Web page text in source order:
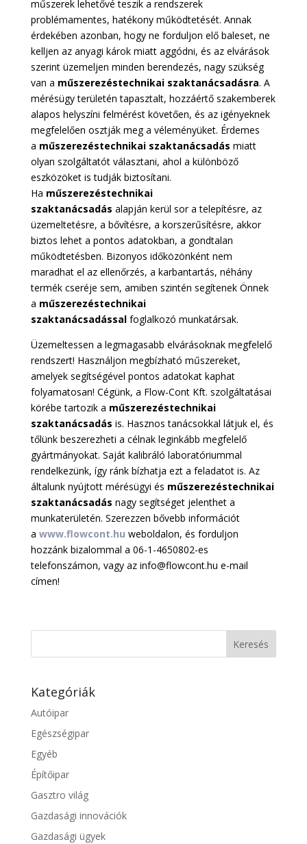
műszerek lehetővé teszik a rendszerek
problémamentes, hatékony működtetését. Annak
érdekében azonban, hogy ne forduljon elő baleset, ne
kelljen az anyagi károk miatt aggódni, és az elvárások
szerint üzemeljen minden berendezés, nagy szükség
van a műszerezéstechnikai szaktanácsadásra. A
mérésügy területén tapasztalt, hozzáértő szakemberek
alapos helyszíni felmérést követően, és az igényeknek
megfelelően osztják meg a véleményüket. Érdemes
a műszerezéstechnikai szaktanácsadás miatt
olyan szolgáltatót választani, ahol a különböző
eszközöket is tudják biztosítani.
Ha műszerezéstechnikai
szaktanácsadás alapján kerül sor a telepítésre, az
üzemeltetésre, a bővítésre, a korszerűsítésre, akkor
biztos lehet a pontos adatokban, a gondtalan
működtetésben. Bizonyos időközönként nem
maradhat el az ellenőrzés, a karbantartás, néhány
termék cseréje sem, amiben szintén segítenek Önnek
a műszerezéstechnikai
szaktanácsadássalfoglalkozó munkatársak.
Üzemeltessen a legmagasabb elvárásoknak megfelelő
rendszert! Használjon megbízható műszereket,
amelyek segítségével pontos adatokat kaphat
folyamatosan! Cégünk, a Flow-Cont Kft. szolgáltatásai
körébe tartozik a műszerezéstechnikai
szaktanácsadás is. Hasznos tanácsokkal látjuk el, és
tőlünk beszerezheti a célnak leginkább megfelelő
gyártmányokat. Saját kalibráló laboratóriummal
rendelkezünk, így ránk bízhatja ezt a feladatot is. Az
általunk nyújtott mérésügyi és műszerezéstechnikai
szaktanácsadás nagy segítséget jelenthet a
munkaterületén. Szerezzen bővebb információt
a www.flowcont.hu weboldalon, és forduljon
hozzánk bizalommal a 06-1-4650802-es
telefonszámon, vagy az info@flowcont.hu e-mail
címen!
Kategóriák
Autóipar
Egészségipar
Egyéb
Építőipar
Gasztro világ
Gazdasági innovációk
Gazdasági ügyek